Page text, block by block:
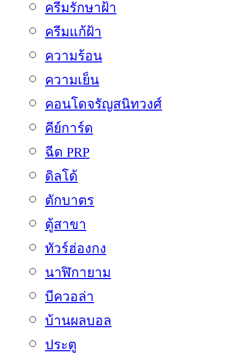
ครีมรักษาฝ้า
ครีมแก้ฝ้า
ความร้อน
ความเย็น
คอนโดจรัญสนิทวงศ์
คีย์การ์ด
ฉีด PRP
ดิลโด้
ตักบาตร
ตู้สาขา
ทัวร์ฮ่องกง
นาฬิกายาม
บีควอล่า
บ้านผลบอล
ประตู